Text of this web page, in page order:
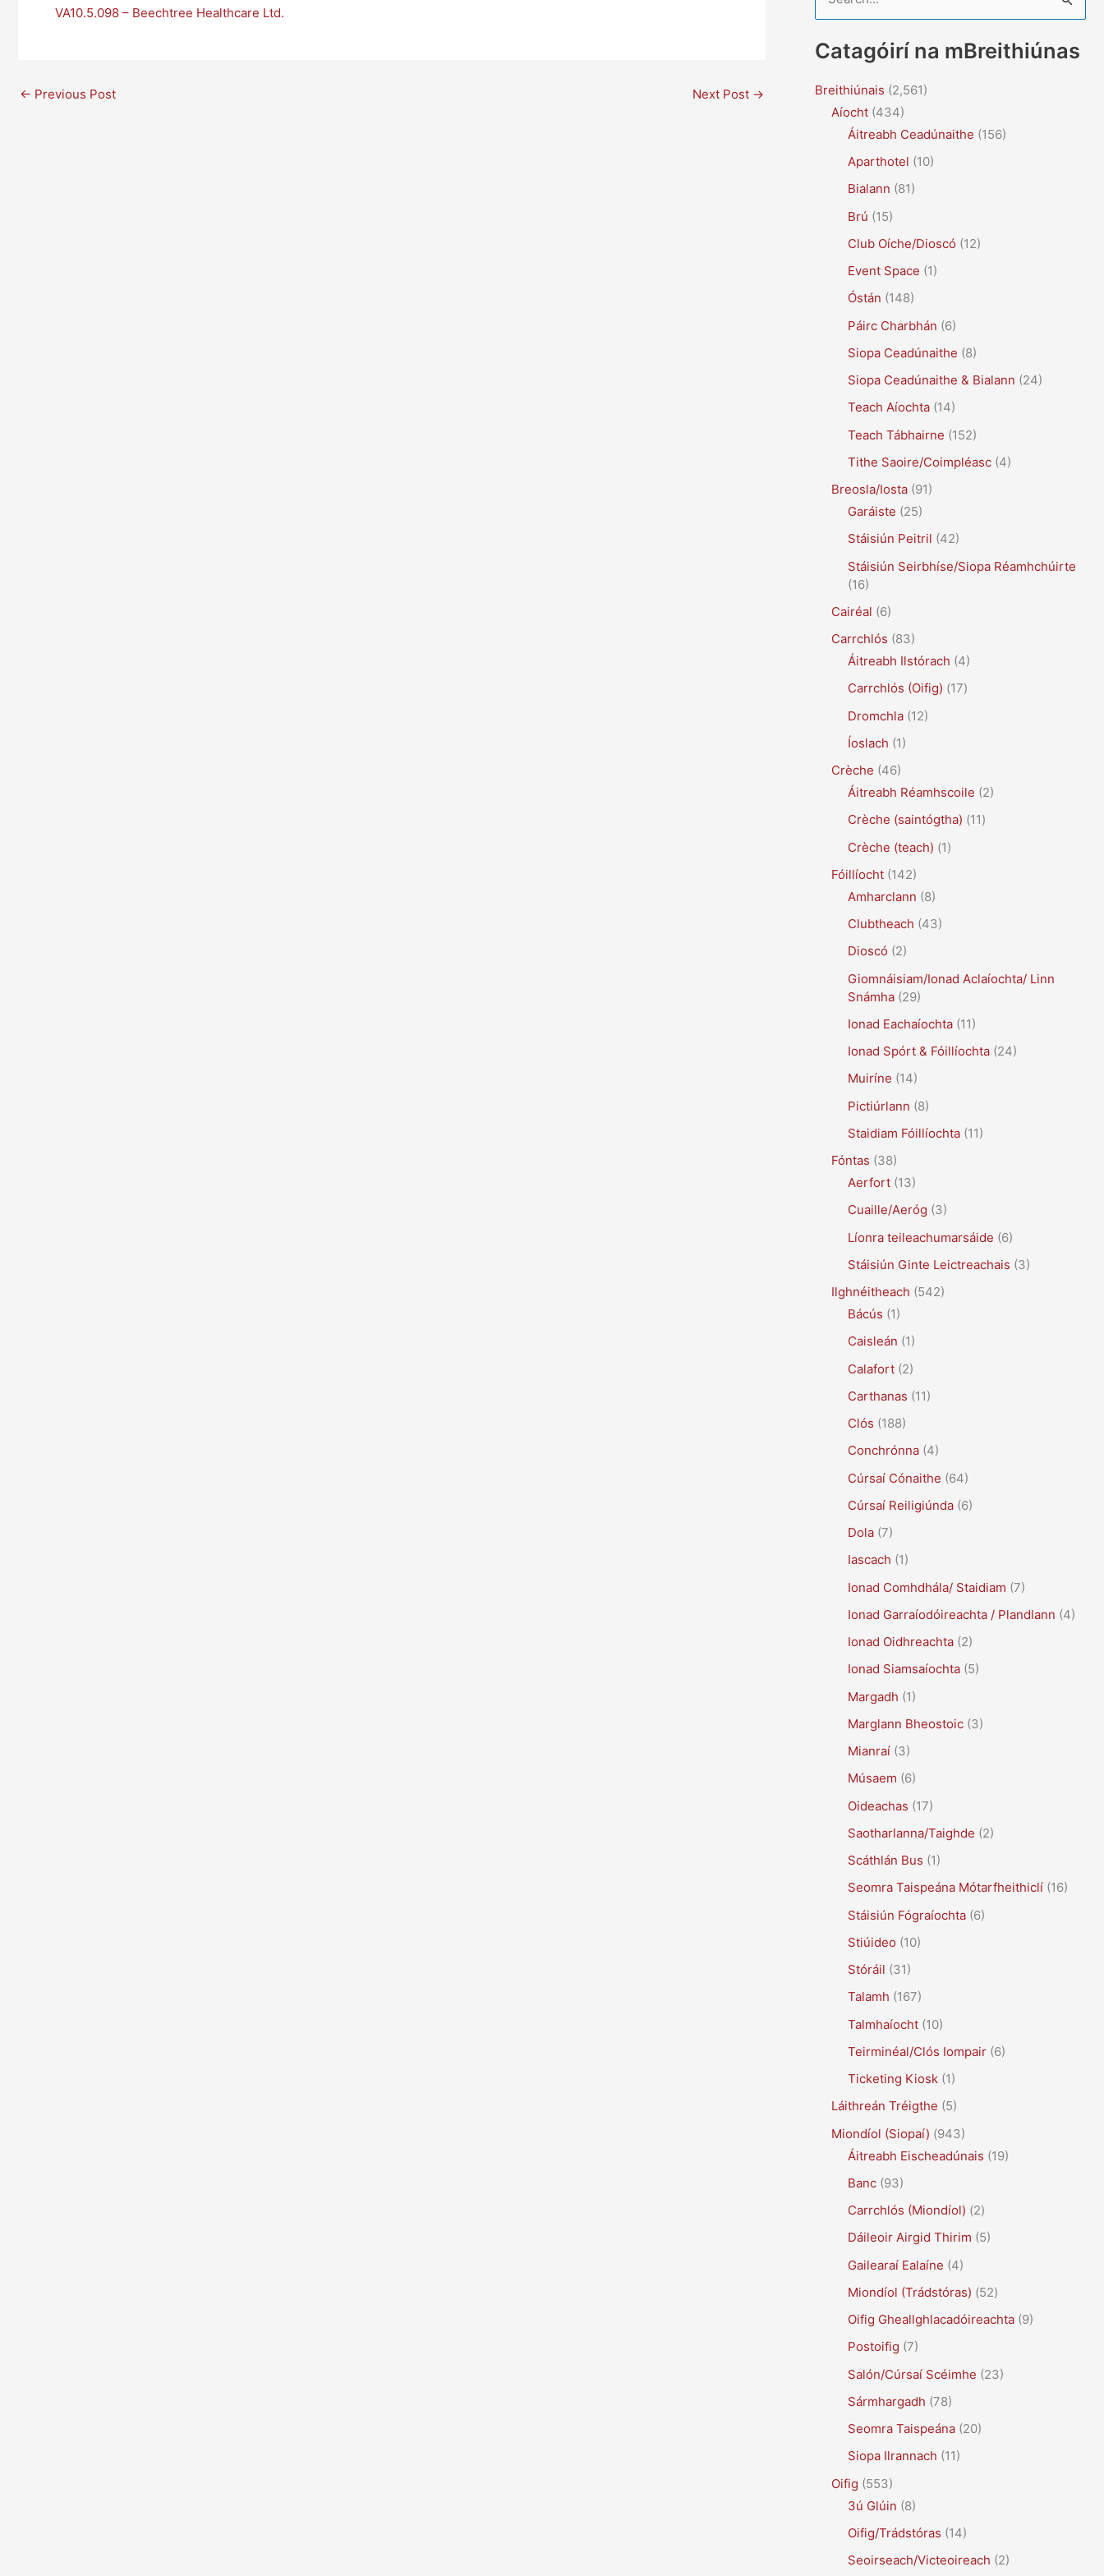
VA10.5.098 – Beechtree Healthcare Ltd.
← Previous Post Next Post →
e
a
c
Catagóirí na mBreithiúnas
Breithiúnais (2,561)
Aíocht (434)
Áitreabh Ceadúnaithe (156)
Aparthotel (10)
Bialann (81)
Brú (15)
Club Oíche/Dioscó (12)
Event Space (1)
Óstán (148)
Páirc Charbhán (6)
Siopa Ceadúnaithe (8)
Siopa Ceadúnaithe & Bialann (24)
Teach Aíochta (14)
Teach Tábhairne (152)
Tithe Saoire/Coimpléasc (4)
Breosla/Iosta (91)
Garáiste (25)
Stáisiún Peitril (42)
Stáisiún Seirbhíse/Siopa Réamhchúirte
(16)
Cairéal (6)
Carrchlós (83)
Áitreabh Ilstórach (4)
Carrchlós (Oifig) (17)
Dromchla (12)
Íoslach (1)
Crèche (46)
Áitreabh Réamhscoile (2)
Crèche (saintógtha) (11)
Crèche (teach) (1)
Fóillíocht (142)
Amharclann (8)
Clubtheach (43)
Dioscó (2)
Giomnáisiam/Ionad Aclaíochta/ Linn
Snámha (29)
Ionad Eachaíochta (11)
Ionad Spórt & Fóillíochta (24)
Muiríne (14)
Pictiúrlann (8)
Staidiam Fóillíochta (11)
Fóntas (38)
Aerfort (13)
Cuaille/Aeróg (3)
Líonra teileachumarsáide (6)
Stáisiún Ginte Leictreachais (3)
Ilghnéitheach (542)
Bácús (1)
Caisleán (1)
Calafort (2)
Carthanas (11)
Clós (188)
Conchrónna (4)
Cúrsaí Cónaithe (64)
Cúrsaí Reiligiúnda (6)
Dola (7)
Iascach (1)
Ionad Comhdhála/ Staidiam (7)
Ionad Garraíodóireachta / Plandlann (4)
Ionad Oidhreachta (2)
Ionad Siamsaíochta (5)
Margadh (1)
Marglann Bheostoic (3)
Mianraí (3)
Músaem (6)
Oideachas (17)
Saotharlanna/Taighde (2)
Scáthlán Bus (1)
Seomra Taispeána Mótarfheithiclí (16)
Stáisiún Fógraíochta (6)
Stiúideo (10)
Stóráil (31)
Talamh (167)
Talmhaíocht (10)
Teirminéal/Clós Iompair (6)
Ticketing Kiosk (1)
Láithreán Tréigthe (5)
Miondíol (Siopaí) (943)
Áitreabh Eischeadúnais (19)
Banc (93)
Carrchlós (Miondíol) (2)
Dáileoir Airgid Thirim (5)
Gailearaí Ealaíne (4)
Miondíol (Trádstóras) (52)
Oifig Gheallghlacadóireachta (9)
Postoifig (7)
Salón/Cúrsaí Scéimhe (23)
Sármhargadh (78)
Seomra Taispeána (20)
Siopa Ilrannach (11)
Oifig (553)
3ú Glúin (8)
Oifig/Trádstóras (14)
Seoirseach/Victeoireach (2)